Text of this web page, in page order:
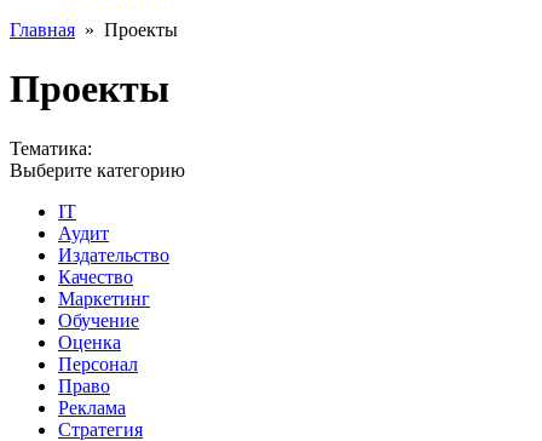
Главная » Проекты
Проекты
Тематика:
Выберите категорию
IT
Аудит
Издательство
Качество
Маркетинг
Обучение
Оценка
Персонал
Право
Реклама
Стратегия